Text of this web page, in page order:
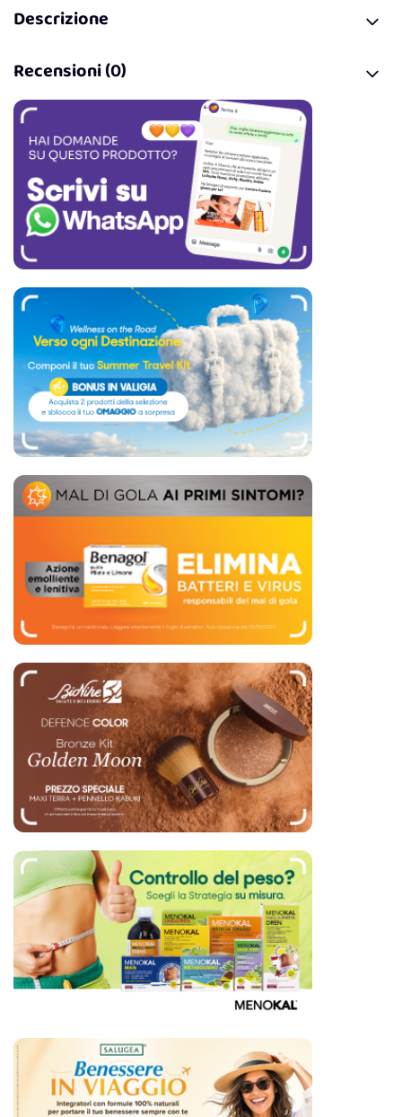
Descrizione
Recensioni (0)